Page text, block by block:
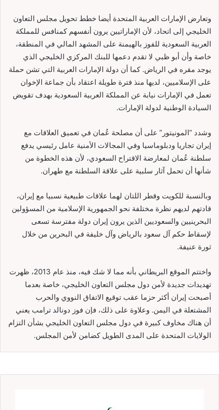
وتعارض الإمارات العربية المتحدة أيضا خطط تحويل مجلس التعاون
الخليجي إلى اتحاد، لأن الإماراتيين يرون أنفسهم كمنافس للمملكة
العربية السعودية للفوز بالهيمنة على المشهد المالي في المنطقة،
خاصة وأن أبو ظبي لا تقدم دعمها للبنك المركزي الخليجي الذي
يوجد مقره في الرياض. كما أن دولة الإمارات العربية التي تشن حملة
على الإسلاميين، لديها منذ فترة طويلة اعتقاد بأن جماعة الإخوان
تعمل في الإمارات نيابة عن المملكة العربية السعودية بهدف تقويض
السيادة الوطنية لدولة الإمارات.
وشدد “المونيتور” على أن مصلحة عُمان في تعميق العلاقات مع
إيران تجاريا ودبلوماسيا وفي المجالات الأمنية عامل رئيسي يدفع
سلطنة عُمان لمعارضة الاقتراح السعودي، لأن هذه الخطوة من
شأنها أن تحمل آثار سلبية على علاقة السلطنة مع طهران.
وبالنسبة للكويت وقطر اللتان لهما علاقات طبيعية نسبيا مع إيران،
قادتهم لديهم نظرة مختلفة نحو الجمهورية الإسلامية من المسؤولين
البحرينيين والسعوديين الذين يرون إيران دولة مفترسة تسعى
لإسقاط حكم آل سعود بالرياض وآل خليفة في البحرين من خلال
ثورة عنيفة.
واختتم الموقع البريطاني بأنه مما لا شك فيه، منذ عام 2013، ظهرت
تهديدات جديدة لأمن دول مجلس التعاون الخليجي، خاصة بعدما
أصبحت إيران أكثر حزما عقب توقيع الاتفاق النووي والحرب
المشتعلة في اليمن. وعلاوة على ذلك، فإن فوز دونالد ترامب يعني
أن هناك مخاوف كبيرة في دول مجلس التعاون الخليجي بشأن التزام
الولايات المتحدة على المدى الطويل كضامن لأمن المجلس.